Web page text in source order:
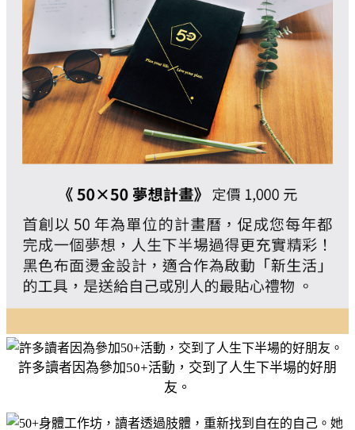
許多讀者因為參加50+活動，交到了人生下半場的好朋
友。